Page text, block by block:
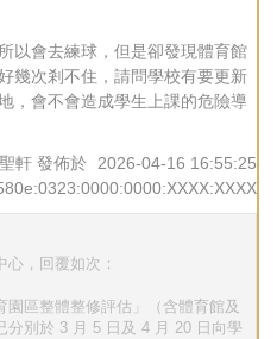
以會去練球，但是卻發現體育館
幾次剎不住，請問學校有要更新
，會不會造成學生上課的危險導
軒 發佈於 2026-04-16 16:55:25
，回覆如次：
園區整體整修評估」（含體育館及
分別於 3 月 5 日及 4 月 20 日向學